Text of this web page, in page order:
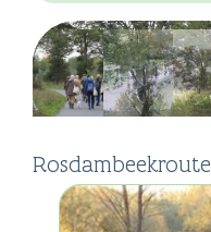
Rosdambeekroute